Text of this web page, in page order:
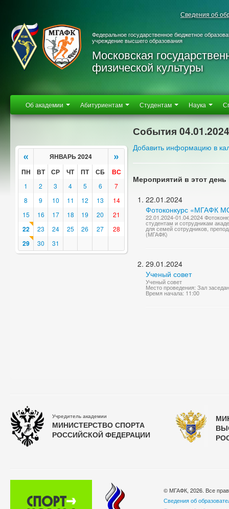
Сведения об
Федеральное государственное бюджетное
учреждение высшего образования
Московская
физической культуры
Об академии Абитуриентам Студентам Наука
« ЯНВАРЬ 2024 »
ПН ВТ СР ЧТ ПТ СБ ВС
1 2 3 4 5 6
7
8
9 10 11 12 13
14
15
16 17 18 19 20 21
22 23 24 25 26 27 28
29 30 31
События 04.01.2024
Добавить информацию в
Мероприятий в этот день
22.01.2024
Фотоконкурс «МГАФК
22.01.2024-01.04.2024
студентам и сотрудникам
для семей сотрудников,
(МГАФК)
29.01.2024
Ученый совет
Ученый совет
Место проведения: Зал
Время начала: 11:00
Учредитель академии
МИНИСТЕРСТВО СПОРТА
РОССИЙСКОЙ ФЕДЕРАЦИИ
© МГАФК, 2026. Все
Сведения об